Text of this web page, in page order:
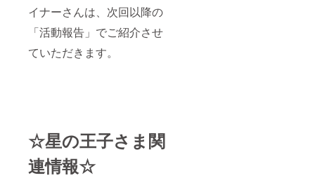
イナーさんは、次回以降の
「活動報告」でご紹介させ
ていただきます。
☆星の王子さま関
連情報☆